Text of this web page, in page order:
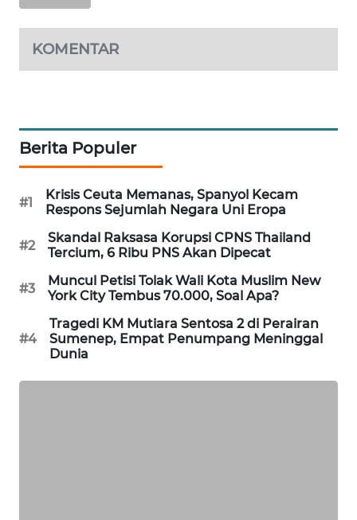
KOMENTAR
Berita Populer
#1
Krisis Ceuta Memanas, Spanyol Kecam
Respons Sejumlah Negara Uni Eropa
#2
Skandal Raksasa Korupsi CPNS Thailand
Tercium, 6 Ribu PNS Akan Dipecat
#3
Muncul Petisi Tolak Wali Kota Muslim New
York City Tembus 70.000, Soal Apa?
#4
Tragedi KM Mutiara Sentosa 2 di Perairan
Sumenep, Empat Penumpang Meninggal
Dunia
TAMBANG
NEWS
SIDIKALANG
NEWS
NEWS
METRO
SIANTAR
NEWS
METRO
MEDAN
NEWS